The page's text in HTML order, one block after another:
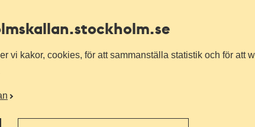
.stockholm.se
vi kakor, cookies, för att sammanställa statistik och för att